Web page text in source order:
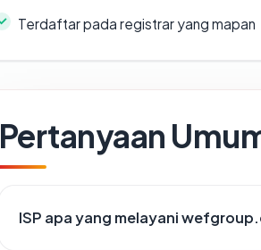
Terdaftar pada registrar yang mapan
Pertanyaan
ISP apa yang melayani